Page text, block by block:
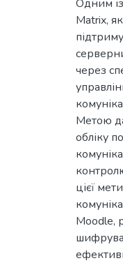
Одним
Matrix,
через
Метою
обліку
цієї
Moodle,